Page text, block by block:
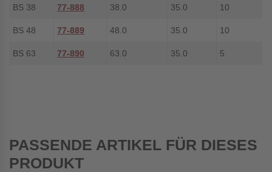
BS 38 77-888 38.0 35.0 10
BS 48 77-889 48.0 35.0 10
BS 63 77-890 63.0 35.0 5
PASSENDE ARTIKEL FÜR DIESES
PRODUKT